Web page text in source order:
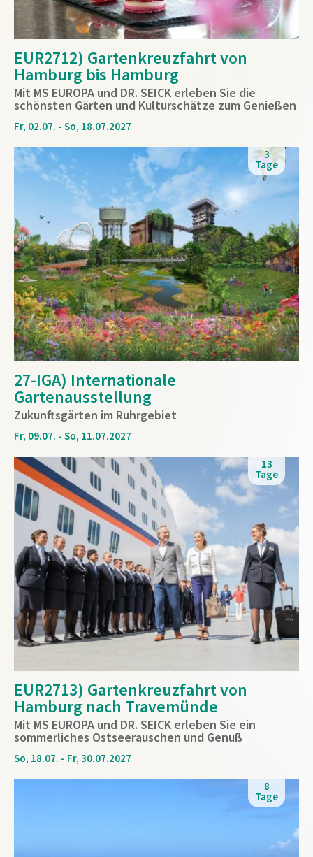
EUR2712) Gartenkreuzfahrt von
Hamburg bis Hamburg
Mit MS EUROPA und DR. SEICK erleben Sie die
schönsten Gärten und Kulturschätze zum Genießen
Fr, 02.07. - So, 18.07.2027
3
Tage
27-IGA) Internationale
Gartenausstellung
Zukunftsgärten im Ruhrgebiet
Fr, 09.07. - So, 11.07.2027
13
Tage
EUR2713) Gartenkreuzfahrt von
Hamburg nach Travemünde
Mit MS EUROPA und DR. SEICK erleben Sie ein
sommerliches Ostseerauschen und Genuß
So, 18.07. - Fr, 30.07.2027
8
Tage